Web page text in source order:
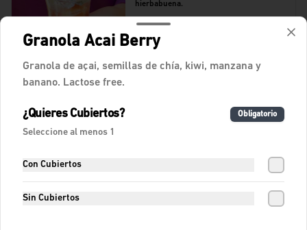
hierbabuena.
Agua fresca con tónica, sandía, lágrimas
Granola Acai Berry
Granola de açai, semillas de chía, kiwi, manzana y
banano. Lactose free.
¿Quieres Cubiertos? Obligatorio
Seleccione al menos 1
Con Cubiertos
Sin Cubiertos